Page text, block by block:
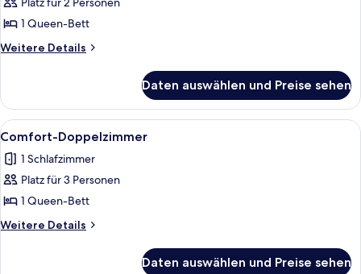
für
Standard-
Doppelzimmer
1 Queen-Bett
Weitere Details
Weitere
Doppelzimmer
Daten auswählen und Preise sehen
Alle
Fotos
für
Comfort-
Doppelzimmer
anzeigen
Ein Hotelzimmer mit einem großen
13
Comfort-Doppelzimmer
1 Schlafzimmer
Platz für 3 Personen
1 Queen-Bett
Weitere Details
Weitere
Daten auswählen und Preise sehen